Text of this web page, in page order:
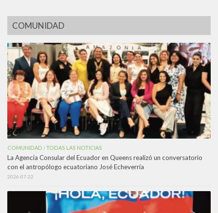
COMUNIDAD
COMUNIDAD /TODAS LAS NOTICIAS
La Agencia Consular del Ecuador en Queens realizó un conversatorio
con el antropólogo ecuatoriano José Echeverría
2026-07-22